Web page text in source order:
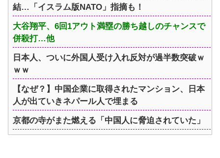
結…「イスラム版NATO」指摘も！
大谷翔平、6回1アウト満塁の勝ち越しのチャンスで
併殺打…他
日本人、ついに外国人受け入れ反対が過半数突破ｗ
ｗｗ
【なぜ？】中国企業に取得されたマンション、日本
人が出ていきネパール人で埋まる
京都の寺がまた燃える「中国人に脅迫されていた」